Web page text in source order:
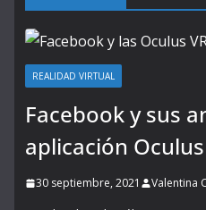
REALIDAD VIRTUAL
Facebook y sus
aplicación Oculus
30 septiembre, 2021 Valentina